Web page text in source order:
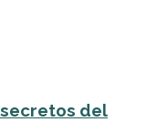
del